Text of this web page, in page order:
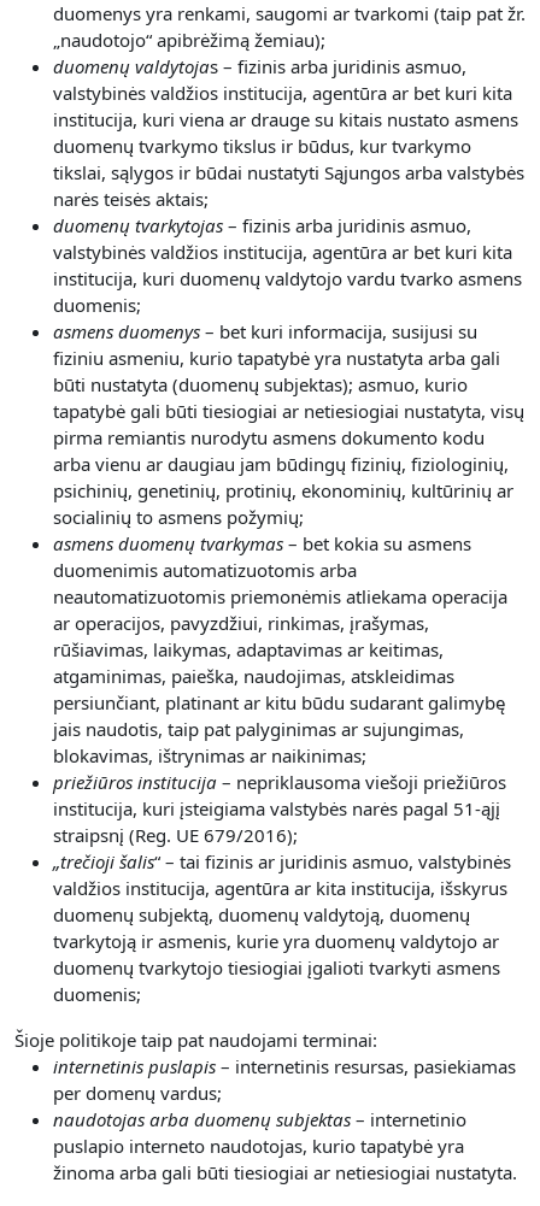
duomenys yra renkami, saugomi ar tvarkomi (taip pat žr.
„naudotojo“ apibrėžimą žemiau);
duomenų valdytojas – fizinis arba juridinis asmuo,
valstybinės valdžios institucija, agentūra ar bet kuri kita
institucija, kuri viena ar drauge su kitais nustato asmens
duomenų tvarkymo tikslus ir būdus, kur tvarkymo
tikslai, sąlygos ir būdai nustatyti Sąjungos arba valstybės
narės teisės aktais;
duomenų tvarkytojas – fizinis arba juridinis asmuo,
valstybinės valdžios institucija, agentūra ar bet kuri kita
institucija, kuri duomenų valdytojo vardu tvarko asmens
duomenis;
asmens duomenys – bet kuri informacija, susijusi su
fiziniu asmeniu, kurio tapatybė yra nustatyta arba gali
būti nustatyta (duomenų subjektas); asmuo, kurio
tapatybė gali būti tiesiogiai ar netiesiogiai nustatyta, visų
pirma remiantis nurodytu asmens dokumento kodu
arba vienu ar daugiau jam būdingų fizinių, fiziologinių,
psichinių, genetinių, protinių, ekonominių, kultūrinių ar
socialinių to asmens požymių;
asmens duomenų tvarkymas – bet kokia su asmens
duomenimis automatizuotomis arba
neautomatizuotomis priemonėmis atliekama operacija
ar operacijos, pavyzdžiui, rinkimas, įrašymas,
rūšiavimas, laikymas, adaptavimas ar keitimas,
atgaminimas, paieška, naudojimas, atskleidimas
persiunčiant, platinant ar kitu būdu sudarant galimybę
jais naudotis, taip pat palyginimas ar sujungimas,
blokavimas, ištrynimas ar naikinimas;
priežiūros institucija – nepriklausoma viešoji priežiūros
institucija, kuri įsteigiama valstybės narės pagal 51-ąjį
straipsnį (Reg. UE 679/2016);
„trečioji šalis“ – tai fizinis ar juridinis asmuo, valstybinės
valdžios institucija, agentūra ar kita institucija, išskyrus
duomenų subjektą, duomenų valdytoją, duomenų
tvarkytoją ir asmenis, kurie yra duomenų valdytojo ar
duomenų tvarkytojo tiesiogiai įgalioti tvarkyti asmens
duomenis;
Šioje politikoje taip pat naudojami terminai:
internetinis puslapis – internetinis resursas, pasiekiamas
per domenų vardus;
naudotojas arba duomenų subjektas – internetinio
puslapio interneto naudotojas, kurio tapatybė yra
žinoma arba gali būti tiesiogiai ar netiesiogiai nustatyta.